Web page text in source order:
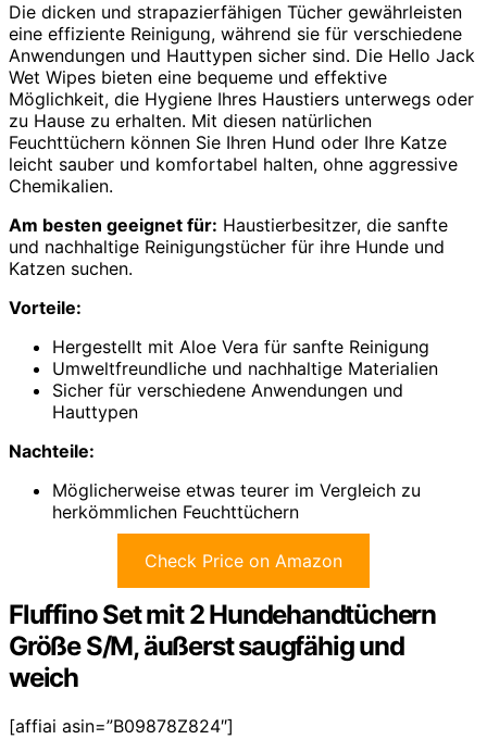
Die dicken und strapazierfähigen Tücher gewährleisten
eine effiziente Reinigung, während sie für verschiedene
Anwendungen und Hauttypen sicher sind. Die Hello Jack
Wet Wipes bieten eine bequeme und effektive
Möglichkeit, die Hygiene Ihres Haustiers unterwegs oder
zu Hause zu erhalten. Mit diesen natürlichen
Feuchttüchern können Sie Ihren Hund oder Ihre Katze
leicht sauber und komfortabel halten, ohne aggressive
Chemikalien.
Am besten geeignet für: Haustierbesitzer, die sanfte
und nachhaltige Reinigungstücher für ihre Hunde und
Katzen suchen.
Vorteile:
Hergestellt mit Aloe Vera für sanfte Reinigung
Umweltfreundliche und nachhaltige Materialien
Sicher für verschiedene Anwendungen und
Hauttypen
Nachteile:
Möglicherweise etwas teurer im Vergleich zu
herkömmlichen Feuchttüchern
Check Price on Amazon
Fluffino Set mit 2 Hundehandtüchern
Größe S/M, äußerst saugfähig und
weich
[affiai asin=”B09878Z824″]